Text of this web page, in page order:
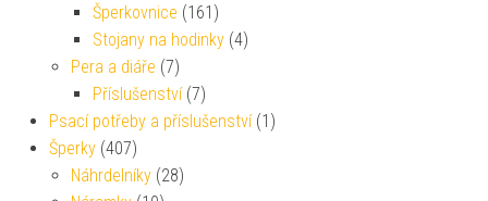
Šperkovnice (161)
Stojany na hodinky (4)
Pera a diáře (7)
Příslušenství (7)
Psací potřeby a příslušenství (1)
Šperky (407)
Náhrdelníky (28)